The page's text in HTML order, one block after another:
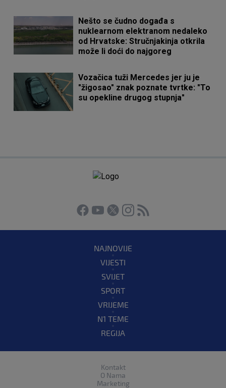
Nešto se čudno događa s
nuklearnom elektranom nedaleko
od Hrvatske: Stručnjakinja otkrila
može li doći do najgoreg
Vozačica tuži Mercedes jer ju je
"žigosao" znak poznate tvrtke: "To
su opekline drugog stupnja"
NAJNOVIJE
VIJESTI
SVIJET
SPORT
VRIJEME
N1 TEME
REGIJA
Kontakt
O Nama
Marketing